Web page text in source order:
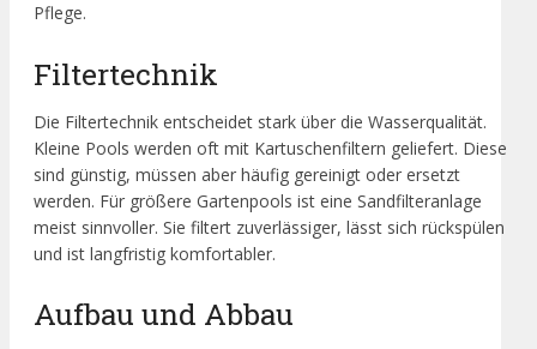
Pflege.
Filtertechnik
Die Filtertechnik entscheidet stark über die Wasserqualität.
Kleine Pools werden oft mit Kartuschenfiltern geliefert. Diese
sind günstig, müssen aber häufig gereinigt oder ersetzt
werden. Für größere Gartenpools ist eine Sandfilteranlage
meist sinnvoller. Sie filtert zuverlässiger, lässt sich rückspülen
und ist langfristig komfortabler.
Aufbau und Abbau